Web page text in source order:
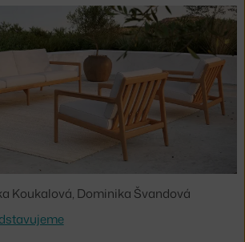
Koukalová, Dominika Švandová